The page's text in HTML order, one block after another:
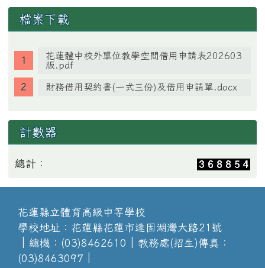
檔案下載
花蓮體中校外單位教學空間借用申請表202603
版.pdf
財務借用契約書(一式三份)及借用申請單.docx
計數器
總計：
花蓮縣立體育高級中等學校
學校地址：花蓮縣花蓮市達固湖灣大路21號
│總機：(03)8462610│教務處(招生)傳真：
(03)8463097│